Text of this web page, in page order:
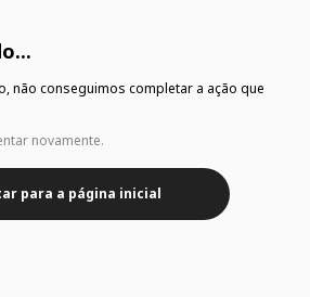
não conseguimos completar a ação que
novamente.
para a página inicial